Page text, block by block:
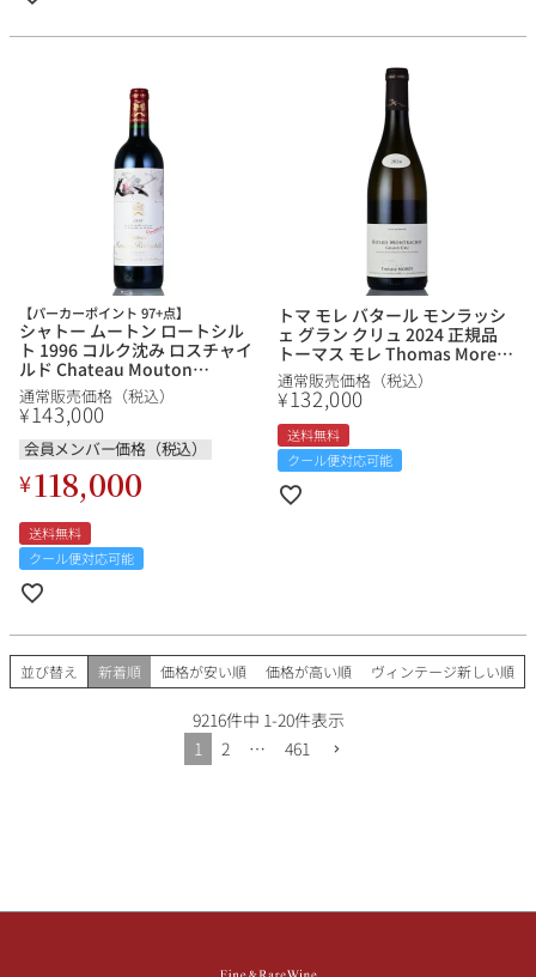
【パーカーポイント 97+点】
シャトー ムートン ロートシル
ト 1996 コルク沈み ロスチャイ
ルド Chateau Mouton
Rothschild フランス ボルドー
赤ワイン
通常販売価格（税込）
¥143,000
会員メンバー価格（税込）
¥118,000
送料無料
クール便対応可能
トマ モレ バタール モンラッシ
ェ グラン クリュ 2024 正規品
トーマス モレ Thomas Morey
Batard Montrachet Grand
Cru フランス ブルゴーニュ 白
ワイン 新入荷
通常販売価格（税込）
¥132,000
送料無料
クール便対応可能
並び替え 新着順 価格が安い順 価格が高い順 ヴィンテージ新しい順
9216件中 1-20件表示
1
2 … 461